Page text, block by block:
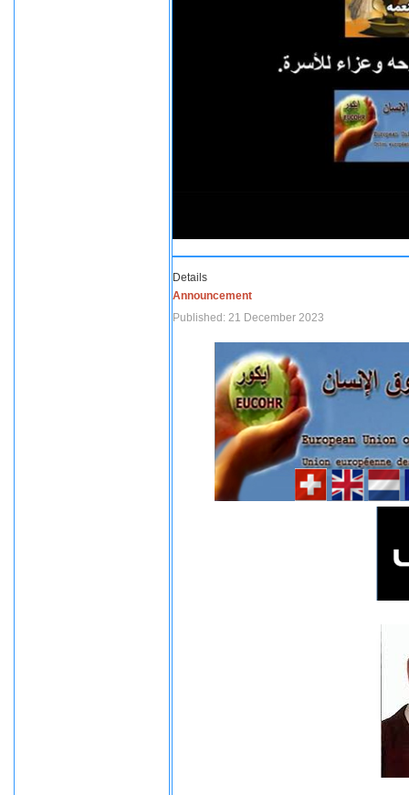
Details
Announcement
Published: 21 December 2023